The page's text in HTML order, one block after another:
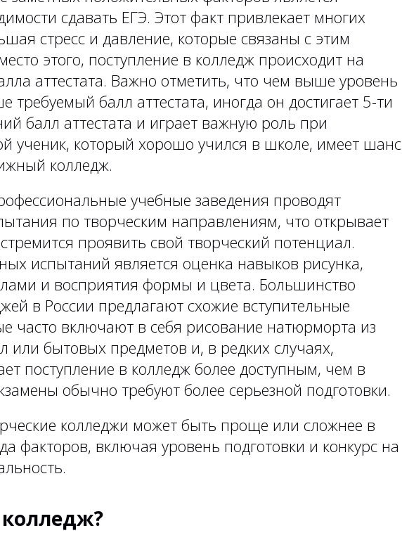
сдавать ЕГЭ. Этот факт привлекает многих
стресс и давление, которые связаны с этим
этого, поступление в колледж происходит на
аттестата. Важно отметить, что чем выше уровень
требуемый балл аттестата, иногда он достигает 5-ти
балл аттестата и играет важную роль при
ученик, который хорошо учился в школе, имеет шанс
колледж.
учебные заведения проводят
по творческим направлениям, что открывает
проявить свой творческий потенциал.
испытаний является оценка навыков рисунка,
и восприятия формы и цвета. Большинство
в России предлагают схожие вступительные
часто включают в себя рисование натюрморта из
или бытовых предметов и, в редких случаях,
поступление в колледж более доступным, чем в
обычно требуют более серьезной подготовки.
колледжи может быть проще или сложнее в
факторов, включая уровень подготовки и конкурс на